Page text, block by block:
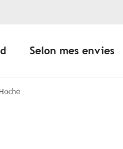
Selon mes envies